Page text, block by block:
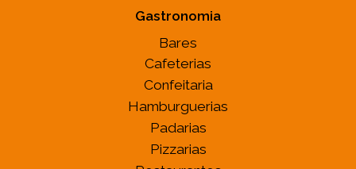
Gastronomia
Bares
Cafeterias
Confeitaria
Hamburguerias
Padarias
Pizzarias